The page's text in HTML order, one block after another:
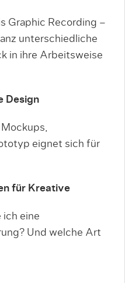
Graphic Recording –
unterschiedliche
in ihre Arbeitsweise
Design
eignet sich für
für Kreative
ich eine
Und welche Art